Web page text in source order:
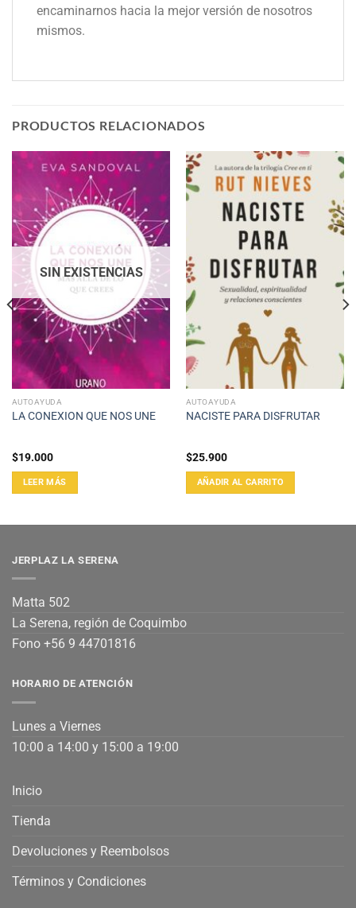
encaminarnos hacia la mejor versión de nosotros
mismos.
PRODUCTOS RELACIONADOS
SIN EXISTENCIAS
AUTOAYUDA
LA CONEXION QUE NOS UNE
$19.000
LEER MÁS
AUTOAYUDA
NACISTE PARA DISFRUTAR
$25.900
AÑADIR AL CARRITO
JERPLAZ LA SERENA
Matta 502
La Serena, región de Coquimbo
Fono +56 9 44701816
HORARIO DE ATENCIÓN
Lunes a Viernes
10:00 a 14:00 y 15:00 a 19:00
Inicio
Tienda
Devoluciones y Reembolsos
Términos y Condiciones